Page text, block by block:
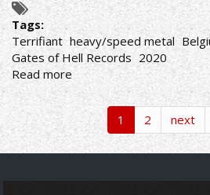
Tags:
Terrifiant heavy/speed metal
Gates of Hell Records 2020
Read more about
ΑΛΛΗ
ΟΨΗ,
ΙΔΙΑ
ΚΟΨΗ
1 2 next